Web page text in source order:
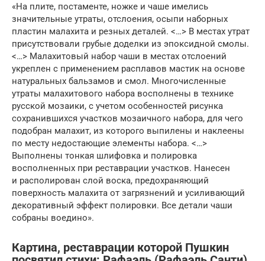
«На плите, постаменте, ножке и чаше имелись
значительные утраты, отслоения, осыпи наборных
пластин малахита и резных деталей. <…> В местах утрат
присутствовали грубые доделки из эпоксидной смолы.
<…> Малахитовый набор чаши в местах отслоений
укреплен с применением расплавов мастик на основе
натуральных бальзамов и смол. Многочисленные
утраты малахитового набора восполнены в технике
русской мозаики, с учетом особенностей рисунка
сохранившихся участков мозаичного набора, для чего
подобран малахит, из которого выпилены и наклеены
по месту недостающие элементы набора. <…>
Выполнены тонкая шлифовка и полировка
восполненных при реставрации участков. Нанесен
и располирован слой воска, предохраняющий
поверхность малахита от загрязнений и усиливающий
декоративный эффект полировки. Все детали чаши
собраны воедино».
Картина, реставрации которой Пушкин